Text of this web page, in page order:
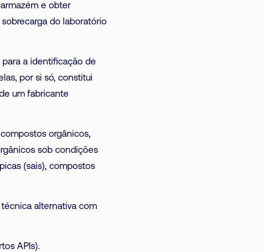
e obter
do laboratório
a identificação de
por si só, constitui
um fabricante
orgânicos,
sob condições
(sais), compostos
alternativa com
APIs).